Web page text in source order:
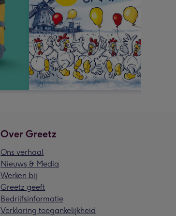
Over Greetz
Ons verhaal
Nieuws & Media
Werken bij
Greetz geeft
Bedrijfsinformatie
Verklaring toegankelijkheid